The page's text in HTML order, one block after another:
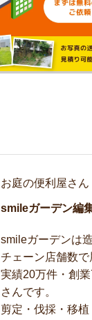
お庭の便利屋さん
smileガーデン編
smileガーデンは
チェーン店舗数
実績20万件・創
さんです。
剪定・伐採・移